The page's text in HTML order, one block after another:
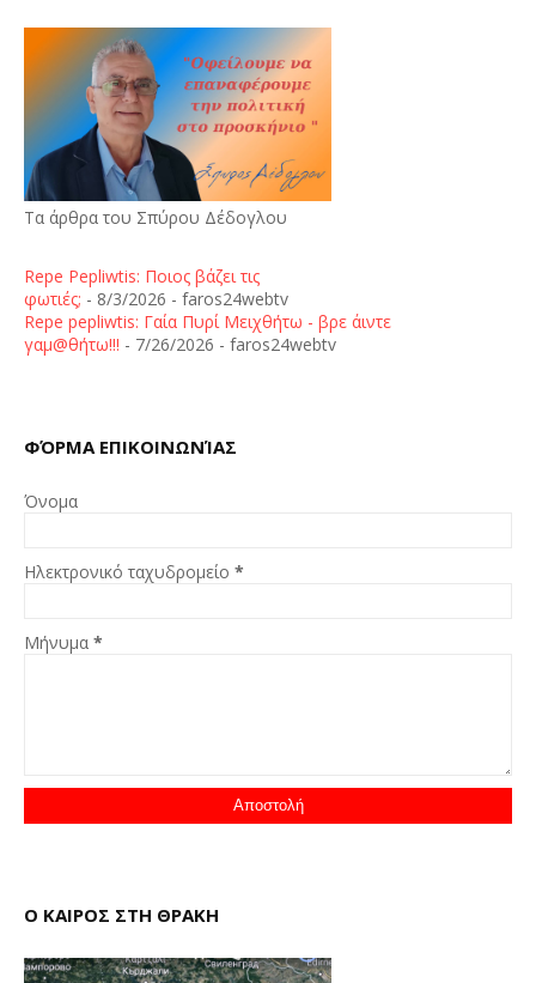
Τα άρθρα του Σπύρου Δέδογλου
Repe Pepliwtis: Ποιος βάζει τις
φωτιές; - 8/3/2026 - faros24webtv
Repe pepliwtis: Γαία Πυρί Μειχθήτω - βρε άιντε
γαμ@θήτω!!! - 7/26/2026 - faros24webtv
ΦΌΡΜΑ ΕΠΙΚΟΙΝΩΝΊΑΣ
Όνομα
Ηλεκτρονικό ταχυδρομείο *
Μήνυμα *
Ο ΚΑΙΡΟΣ ΣΤΗ ΘΡΑΚΗ